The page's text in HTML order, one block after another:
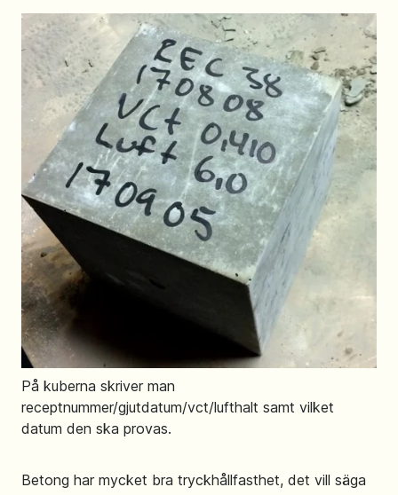
På kuberna skriver man
receptnummer/gjutdatum/vct/lufthalt samt vilket
datum den ska provas.
Betong har mycket bra tryckhållfasthet, det vill säga